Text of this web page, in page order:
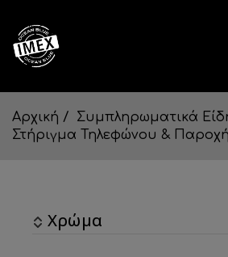
Αρχική
Συμπληρωματικά
Στήριγμα Τηλεφώνου & Παροχή
Χρώμα